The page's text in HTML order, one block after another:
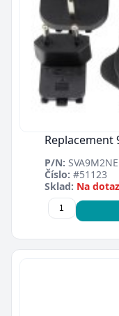
Replacement
P/N:
Číslo: #51123
Sklad: Na dotaz